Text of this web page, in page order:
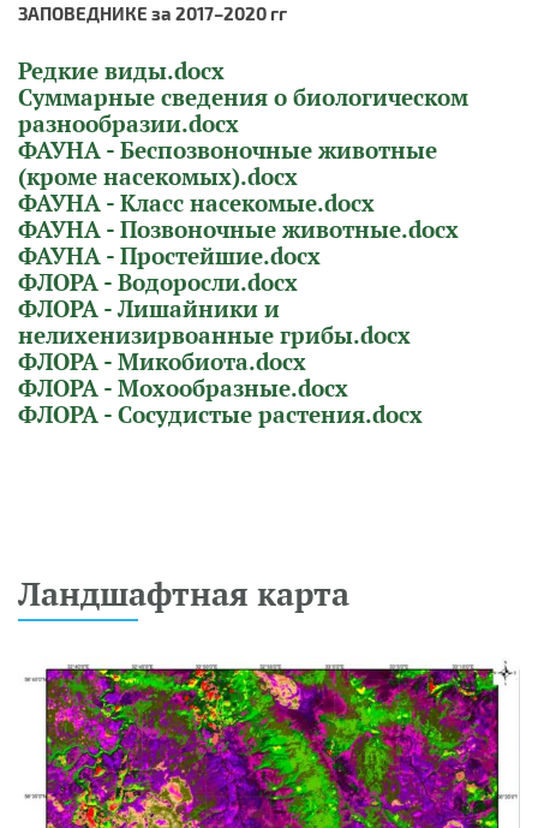
ЗАПОВЕДНИКЕ за 2017–2020 гг
Редкие виды.docx
Суммарные сведения о биологическом
разнообразии.docx
ФАУНА - Беспозвоночные животные
(кроме насекомых).docx
ФАУНА - Класс насекомые.docx
ФАУНА - Позвоночные животные.docx
ФАУНА - Простейшие.docx
ФЛОРА - Водоросли.docx
ФЛОРА - Лишайники и
нелихенизирвоанные грибы.docx
ФЛОРА - Микобиота.docx
ФЛОРА - Мохообразные.docx
ФЛОРА - Сосудистые растения.docx
Ландшафтная карта